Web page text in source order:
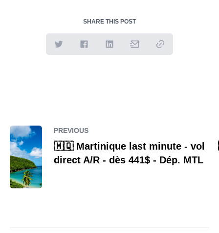
SHARE THIS POST
PREVIOUS
🇲🇶 Martinique last minute - vol
direct A/R - dès 441$ - Dép. MTL